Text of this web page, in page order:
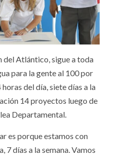
del Atlántico, sigue a toda
para la gente al 100 por
del día, siete días a la
14 proyectos luego de
Departamental.
es porque estamos con
7 días a la semana. Vamos